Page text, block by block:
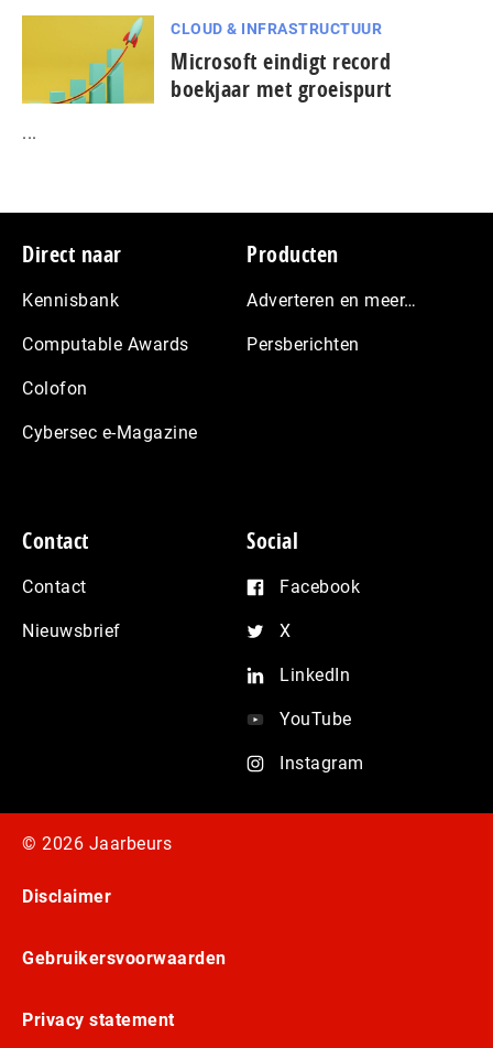
CLOUD & INFRASTRUCTUUR
Microsoft eindigt record
boekjaar met groeispurt
...
Footer
Direct naar
Kennisbank
Computable Awards
Colofon
Cybersec e-Magazine
Producten
Adverteren en meer…
Persberichten
Contact
Contact
Nieuwsbrief
Social
Facebook
X
LinkedIn
YouTube
Instagram
© 2026 Jaarbeurs
Disclaimer
Gebruikersvoorwaarden
Privacy statement